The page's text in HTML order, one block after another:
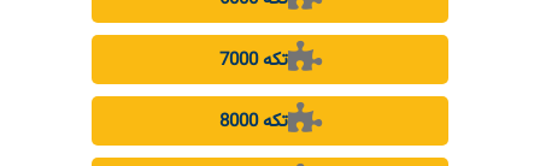
7000 تکه
8000 تکه